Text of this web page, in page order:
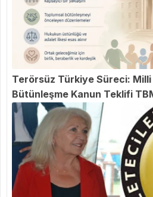
Terörsüz Türkiye Süreci: Milli
Bütünleşme Kanun Teklifi